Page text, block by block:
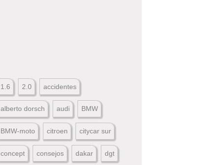
1.6 2.0 accidentes
alberto dorsch audi BMW
BMW-moto citroen citycar sur
concept consejos dakar dgt